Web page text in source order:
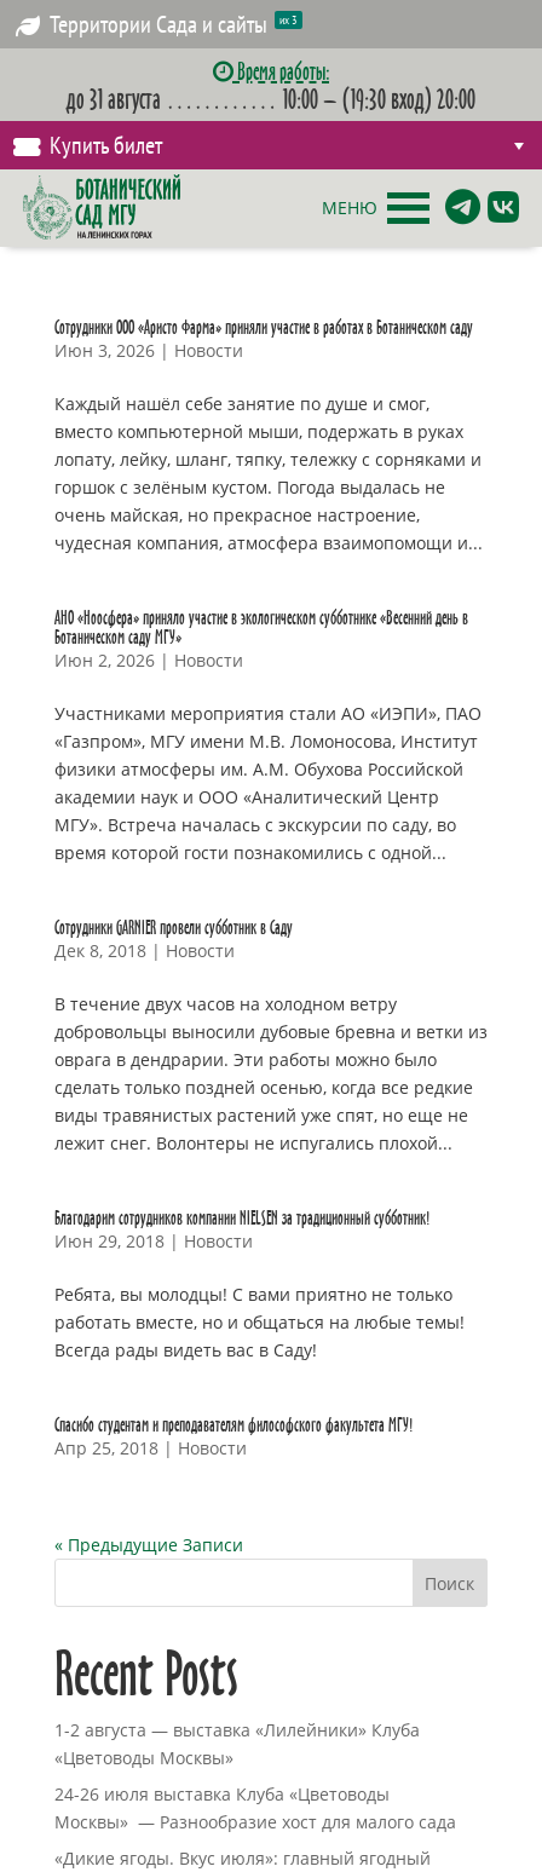
Территории Сада и сайты их 3
Время работы:
до 31 августа ………… 10:00 – (19:30 вход) 20:00
Купить билет
МЕНЮ
Сотрудники ООО «Аристо Фарма» приняли участие в работах в Ботаническом саду
Июн 3, 2026| Новости
Каждый нашёл себе занятие по душе и смог,
вместо компьютерной мыши, подержать в руках
лопату, лейку, шланг, тяпку, тележку с сорняками и
горшок с зелёным кустом. Погода выдалась не
очень майская, но прекрасное настроение,
чудесная компания, атмосфера взаимопомощи и...
АНО «Ноосфера» приняло участие в экологическом субботнике «Весенний день в
Ботаническом саду МГУ»
Июн 2, 2026| Новости
Участниками мероприятия стали АО «ИЭПИ», ПАО
«Газпром», МГУ имени М.В. Ломоносова, Институт
физики атмосферы им. А.М. Обухова Российской
академии наук и ООО «Аналитический Центр
МГУ». Встреча началась с экскурсии по саду, во
время которой гости познакомились с одной...
Сотрудники GARNIER провели субботник в Саду
Дек 8, 2018| Новости
В течение двух часов на холодном ветру
добровольцы выносили дубовые бревна и ветки из
оврага в дендрарии. Эти работы можно было
сделать только поздней осенью, когда все редкие
виды травянистых растений уже спят, но еще не
лежит снег. Волонтеры не испугались плохой...
Благодарим сотрудников компании NIELSEN за традиционный субботник!
Июн 29, 2018| Новости
Ребята, вы молодцы! С вами приятно не только
работать вместе, но и общаться на любые темы!
Всегда рады видеть вас в Саду!
Спасибо студентам и преподавателям философского факультета МГУ!
Апр 25, 2018| Новости
« Предыдущие Записи
Поиск
Recent Posts
1-2 августа — выставка «Лилейники» Клуба
«Цветоводы Москвы»
24-26 июля выставка Клуба «Цветоводы
Москвы» — Разнообразие хост для малого сада
«Дикие ягоды. Вкус июля»: главный ягодный